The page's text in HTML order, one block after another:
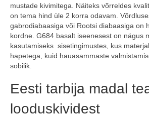
mustade kivimitega. Näiteks võrreldes
on tema hind üle 2 korra odavam.
gabrodiabaasiga või Rootsi diabaasiga on
kordne. G684 basalt iseenesest on nägus
kasutamiseks sisetingimustes, kus
hapetega, kuid hauasammaste
sobilik.
Eesti tarbija madal
looduskividest